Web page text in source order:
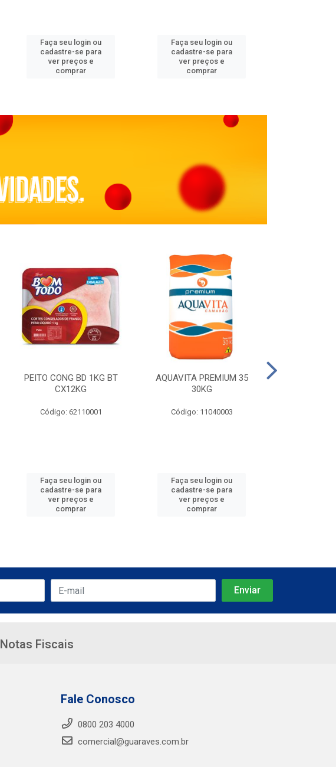
Faça seu login ou
cadastre-se para
ver preços e
comprar
Faça seu login ou
cadastre-se para
ver preços e
comprar
PEITO CONG BD 1KG BT
CX12KG
Código: 62110001
Faça seu login ou
cadastre-se para
ver preços e
comprar
AQUAVITA PREMIUM 35
30KG
Código: 11040003
Faça seu login ou
cadastre-se para
ver preços e
comprar
Notas Fiscais
Fale Conosco
0800 203 4000
comercial@guaraves.com.br